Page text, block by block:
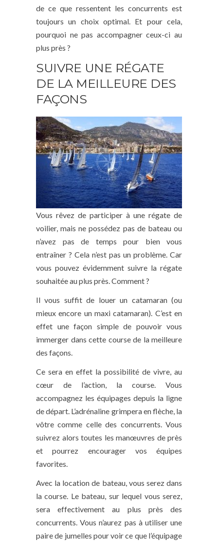
de ce que ressentent les concurrents est
toujours un choix optimal. Et pour cela,
pourquoi ne pas accompagner ceux-ci au
plus près ?
SUIVRE UNE RÉGATE
DE LA MEILLEURE DES
FAÇONS
Vous rêvez de participer à une régate de
voilier, mais ne possédez pas de bateau ou
n’avez pas de temps pour bien vous
entraîner ? Cela n’est pas un problème. Car
vous pouvez évidemment suivre la régate
souhaitée au plus près. Comment ?
Il vous suffit de louer un catamaran (ou
mieux encore un maxi catamaran). C’est en
effet une façon simple de pouvoir vous
immerger dans cette course de la meilleure
des façons.
Ce sera en effet la possibilité de vivre, au
cœur de l’action, la course. Vous
accompagnez les équipages depuis la ligne
de départ. L’adrénaline grimpera en flèche, la
vôtre comme celle des concurrents. Vous
suivrez alors toutes les manœuvres de près
et pourrez encourager vos équipes
favorites.
Avec la location de bateau, vous serez dans
la course. Le bateau, sur lequel vous serez,
sera effectivement au plus près des
concurrents. Vous n’aurez pas à utiliser une
paire de jumelles pour voir ce que l’équipage